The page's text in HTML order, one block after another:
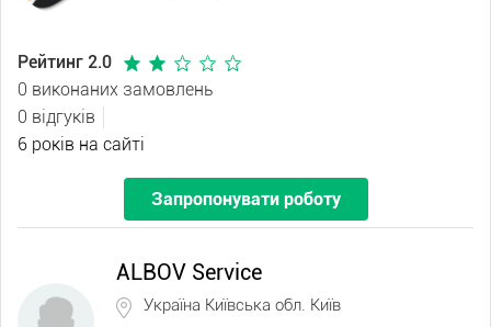
Рейтинг 2.0
0 виконаних замовлень
0 відгуків
6 років на сайті
Запропонувати роботу
ALBOV Service
Україна Київська обл. Київ